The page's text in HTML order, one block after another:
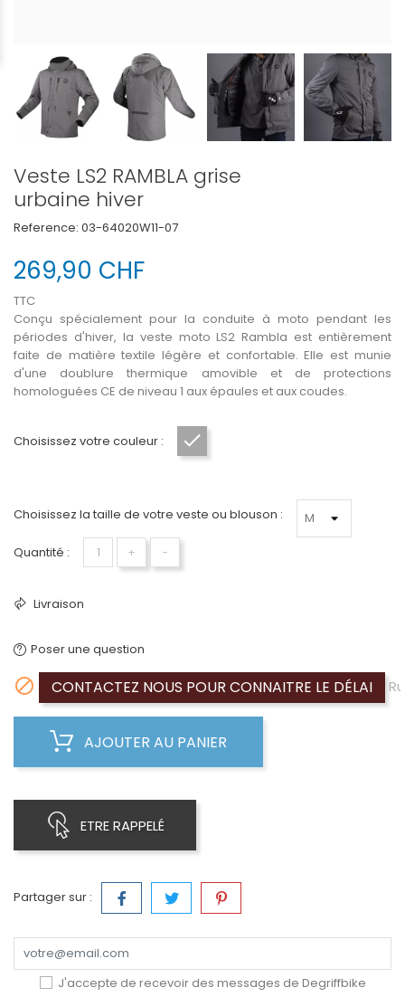
Veste LS2 RAMBLA grise
urbaine hiver
Reference: 03-64020W11-07
269,90 CHF
TTC
Conçu spécialement pour la conduite à moto pendant les
périodes d'hiver, la veste moto LS2 Rambla est entièrement
faite de matière textile légère et confortable. Elle est munie
d'une doublure thermique amovible et de protections
homologuées CE de niveau 1 aux épaules et aux coudes.
Choisissez votre couleur :
Choisissez la taille de votre veste ou blouson :
Quantité : + −
Livraison
Poser une question
 CONTACTEZ NOUS POUR CONNAITRE LE DÉLAI
AJOUTER AU PANIER
ETRE RAPPELÉ
Partager sur :
J'accepte de recevoir des messages de Degriffbike